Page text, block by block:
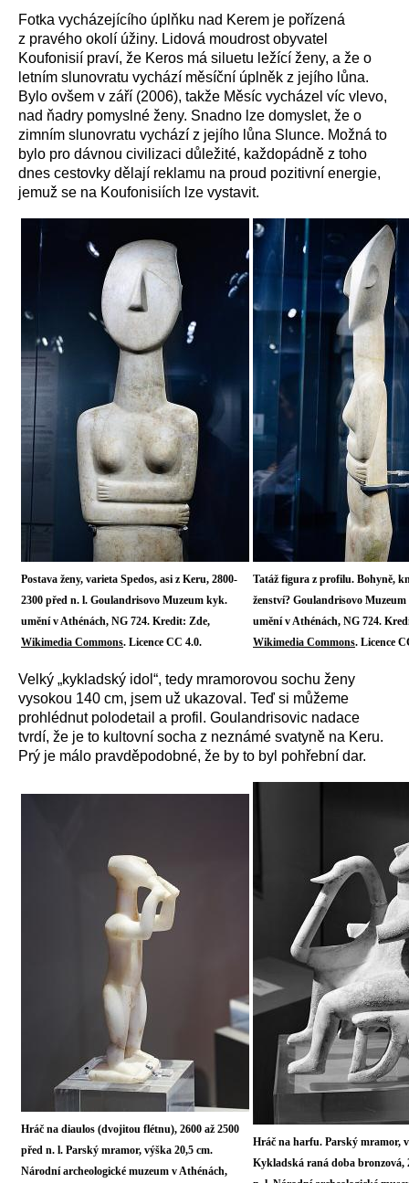
Fotka vycházejícího úplňku nad Kerem je pořízená
z pravého okolí úžiny. Lidová moudrost obyvatel
Koufonisií praví, že Keros má siluetu ležící ženy, a že o
letním slunovratu vychází měsíční úplněk z jejího lůna.
Bylo ovšem v září (2006), takže Měsíc vycházel víc vlevo,
nad ňadry pomyslné ženy. Snadno lze domyslet, že o
zimním slunovratu vychází z jejího lůna Slunce. Možná to
bylo pro dávnou civilizaci důležité, každopádně z toho
dnes cestovky dělají reklamu na proud pozitivní energie,
jemuž se na Koufonisiích lze vystavit.
Postava ženy, varieta Spedos, asi z Keru, 2800-
2300 před n. l. Goulandrisovo Muzeum kyk.
umění v Athénách, NG 724. Kredit: Zde,
Wikimedia Commons. Licence CC 4.0.
Tatáž figura z profilu. Bohyně,
ženství? Goulandrisovo
umění v Athénách, NG 724.
Wikimedia Commons. Licence
Velký „kykladský idol“, tedy mramorovou sochu ženy
vysokou 140 cm, jsem už ukazoval. Teď si můžeme
prohlédnut polodetail a profil. Goulandrisovic nadace
tvrdí, že je to kultovní socha z neznámé svatyně na Keru.
Prý je málo pravděpodobné, že by to byl pohřební dar.
Hráč na diaulos (dvojitou flétnu), 2600 až 2500
před n. l. Parský mramor, výška 20,5 cm.
Národní archeologické muzeum v Athénách,
Hráč na harfu. Parský mramor,
Kykladská raná doba bronzová,